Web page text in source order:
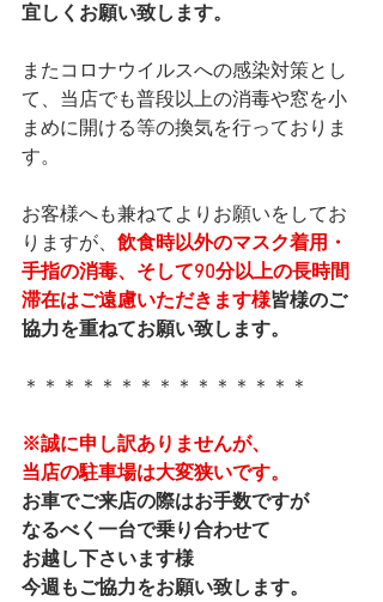
宜しくお願い致します。
またコロナウイルスへの感染対策とし
て、当店でも普段以上の消毒や窓を小
まめに開ける等の換気を行っておりま
す。
お客様へも兼ねてよりお願いをしてお
りますが、 飲食時以外のマスク着用・
手指の消毒、そして90分以上の長時間
滞在はご遠慮いただきます様皆様のご
協力を重ねてお願い致します。
＊＊＊＊＊＊＊＊＊＊＊＊＊＊＊
※誠に申し訳ありませんが、
当店の駐車場は大変狭いです。
お車でご来店の際はお手数ですが
なるべく一台で乗り合わせて
お越し下さいます様
今週もご協力をお願い致します。